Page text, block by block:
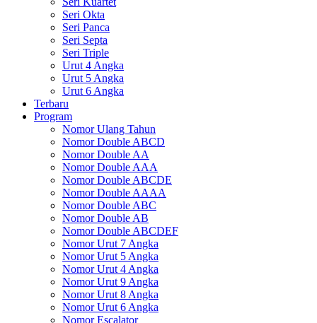
Seri Okta
Seri Panca
Seri Septa
Seri Triple
Urut 4 Angka
Urut 5 Angka
Urut 6 Angka
Terbaru
Program
Nomor Ulang Tahun
Nomor Double ABCD
Nomor Double AA
Nomor Double AAA
Nomor Double ABCDE
Nomor Double AAAA
Nomor Double ABC
Nomor Double AB
Nomor Double ABCDEF
Nomor Urut 7 Angka
Nomor Urut 5 Angka
Nomor Urut 4 Angka
Nomor Urut 9 Angka
Nomor Urut 8 Angka
Nomor Urut 6 Angka
Nomor Escalator